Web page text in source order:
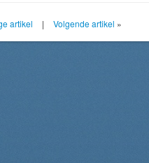
artikel | Volgende artikel »